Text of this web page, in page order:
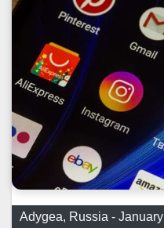
Adygea, Russia -